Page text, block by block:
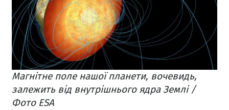
Магнітне поле нашої планети, вочевидь,
залежить від внутрішнього ядра Землі /
Фото ESA